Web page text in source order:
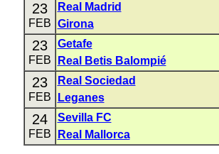
23
FEB
Real Madrid
Girona
23
FEB
Getafe
Real Betis Balompié
23
FEB
Real Sociedad
Leganes
24
FEB
Sevilla FC
Real Mallorca